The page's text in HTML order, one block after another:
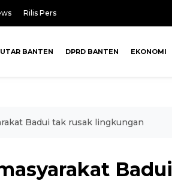
Rilis Pers
BANTEN DPRD BANTEN EKONOMI
Badui tak rusak lingkungan
Badui